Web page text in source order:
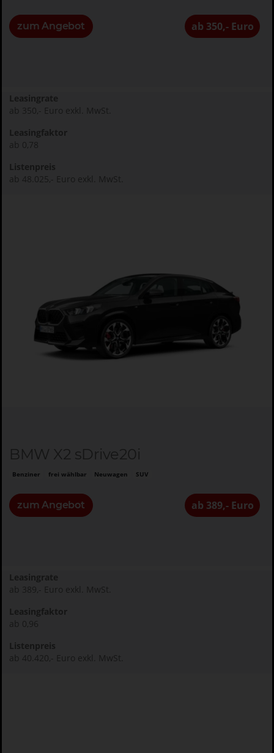
zum Angebot ab 350,- Euro
Leasingrate
ab 350,- Euro exkl. MwSt.
Leasingfaktor
ab 0,78
Listenpreis
ab 48.025,- Euro exkl. MwSt.
BMW X2 sDrive20i
Benziner frei wählbar Neuwagen SUV
zum Angebot ab 389,- Euro
Leasingrate
ab 389,- Euro exkl. MwSt.
Leasingfaktor
ab 0,96
Listenpreis
ab 40.420,- Euro exkl. MwSt.